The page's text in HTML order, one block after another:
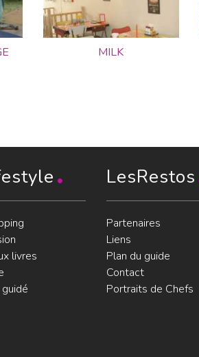
MILK
livres
LesRestos
Partenaires
Liens
Plan du guide
Contact
Portraits de Chefs